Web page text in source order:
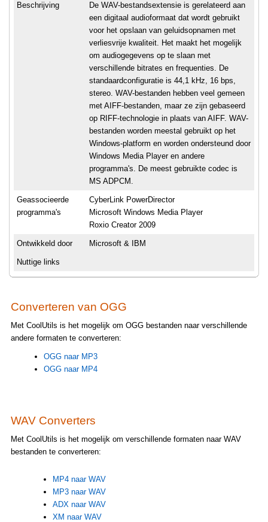
Beschrijving
De WAV-bestandsextensie is gerelateerd aan
een digitaal audioformaat dat wordt gebruikt
voor het opslaan van geluidsopnamen met
verliesvrije kwaliteit. Het maakt het mogelijk
om audiogegevens op te slaan met
verschillende bitrates en frequenties. De
standaardconfiguratie is 44,1 kHz, 16 bps,
stereo. WAV-bestanden hebben veel gemeen
met AIFF-bestanden, maar ze zijn gebaseerd
op RIFF-technologie in plaats van AIFF. WAV-
bestanden worden meestal gebruikt op het
Windows-platform en worden ondersteund door
Windows Media Player en andere
programma's. De meest gebruikte codec is
MS ADPCM.
Geassocieerde
programma's
CyberLink PowerDirector
Microsoft Windows Media Player
Roxio Creator 2009
Ontwikkeld door Microsoft & IBM
Nuttige links
Converteren van OGG
Met CoolUtils is het mogelijk om OGG bestanden naar verschillende
andere formaten te converteren:
OGG naar MP3
OGG naar MP4
WAV Converters
Met CoolUtils is het mogelijk om verschillende formaten naar WAV
bestanden te converteren:
MP4 naar WAV
MP3 naar WAV
ADX naar WAV
XM naar WAV